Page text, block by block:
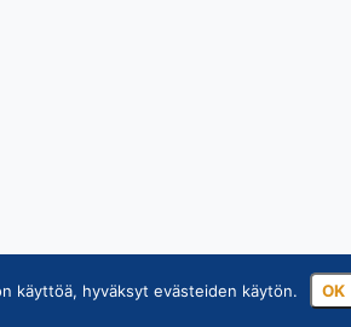
Rotarytoiminnassa
käyttöä, hyväksyt evästeiden käytön. OK